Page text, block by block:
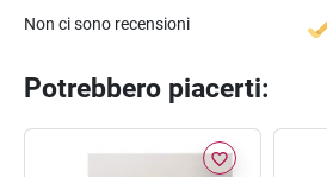
Non ci sono recensioni
Potrebbero piacerti:
favorite_border